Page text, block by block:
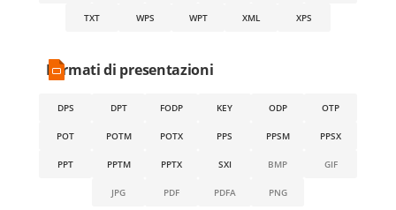
TXT WPS WPT XML XPS
Formati di presentazioni
DPS DPT FODP KEY ODP OTP
POT POTM POTX PPS PPSM PPSX
PPT PPTM PPTX SXI BMP GIF
JPG PDF PDFA PNG